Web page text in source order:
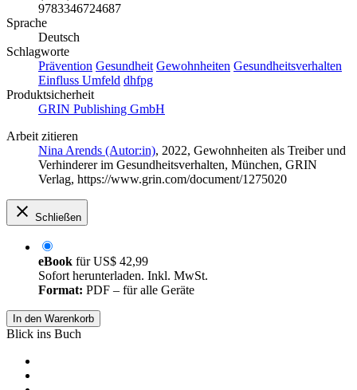
9783346724687
Sprache
Deutsch
Schlagworte
Prävention Gesundheit Gewohnheiten Gesundheitsverhalten
Einfluss Umfeld dhfpg
Produktsicherheit
GRIN Publishing GmbH
Arbeit zitieren
Nina Arends (Autor:in), 2022, Gewohnheiten als Treiber und
Verhinderer im Gesundheitsverhalten, München, GRIN
Verlag, https://www.grin.com/document/1275020
Schließen
eBook fürUS$ 42,99
Sofort herunterladen. Inkl. MwSt.
Format: PDF – für alle Geräte
In den Warenkorb
Blick ins Buch